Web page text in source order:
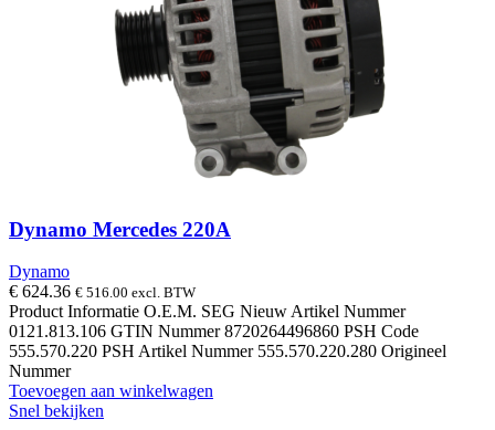
Dynamo Mercedes 220A
Dynamo
€ 624.36 € 516.00 excl. BTW
Product Informatie O.E.M. SEG Nieuw Artikel Nummer
0121.813.106 GTIN Nummer 8720264496860 PSH Code
555.570.220 PSH Artikel Nummer 555.570.220.280 Origineel
Nummer
Toevoegen aan winkelwagen
Snel bekijken